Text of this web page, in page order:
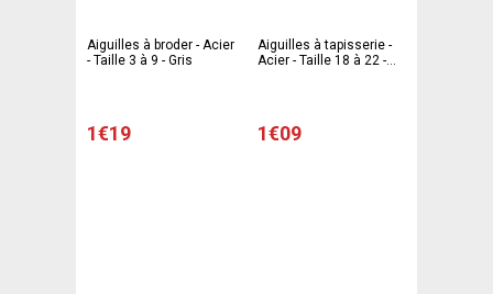
Aiguilles à broder - Acier
- Taille 3 à 9 - Gris
1€19
Aiguilles à tapisserie -
Acier - Taille 18 à 22 -
1€09